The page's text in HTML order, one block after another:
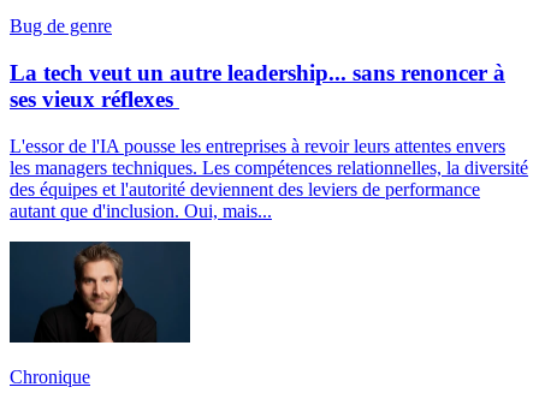
Bug de genre
La tech veut un autre leadership... sans renoncer à
ses vieux réflexes
L'essor de l'IA pousse les entreprises à revoir leurs attentes envers
les managers techniques. Les compétences relationnelles, la diversité
des équipes et l'autorité deviennent des leviers de performance
autant que d'inclusion. Oui, mais...
Chronique